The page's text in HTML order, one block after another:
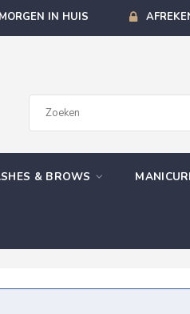
IN HUIS
& BROWS